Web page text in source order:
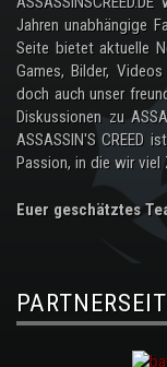
Jahren unabhängige
Seite bietet aktuelle
Games, Bilder,
doch auch unser
Diskussionen zu
ASSASSIN'S CREED
Passion, in die wir viel
Euer geschätztes